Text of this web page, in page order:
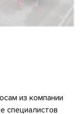
из компании
специалистов